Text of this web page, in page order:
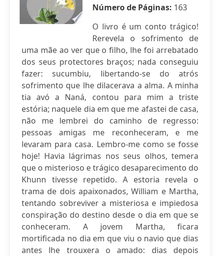
Número de Páginas: 163
O livro é um conto trágico!
Rerevela o sofrimento de
uma mãe ao ver que o filho, lhe foi arrebatado
dos seus protectores braços; nada conseguiu
fazer: sucumbiu, libertando-se do atrós
sofrimento que lhe dilacerava a alma. A minha
tia avó a Naná, contou para mim a triste
estória; naquele dia em que me afastei de casa,
não me lembrei do caminho de regresso:
pessoas amigas me reconheceram, e me
levaram para casa. Lembro-me como se fosse
hoje! Havia lágrimas nos seus olhos, temera
que o misterioso e trágico desaparecimento do
Khunn tivesse repetido. A estoria revela o
trama de dois apaixonados, William e Martha,
tentando sobreviver a misteriosa e impiedosa
conspiração do destino desde o dia em que se
conheceram. A jovem Martha, ficara
mortificada no dia em que viu o navio que dias
antes lhe trouxera o amado: dias depois